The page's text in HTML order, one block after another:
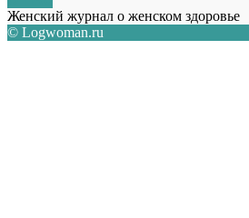
Женский журнал о женском здоровье
© Logwoman.ru